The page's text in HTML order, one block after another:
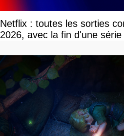
Netflix : toutes les sorties
2026, avec la fin d'une